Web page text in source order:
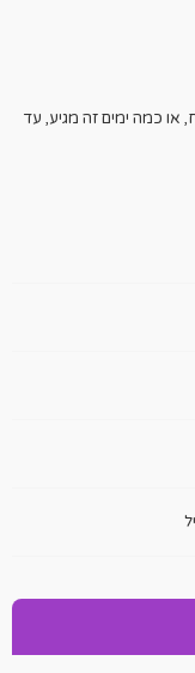
כמה ימים זה מגיע, עד